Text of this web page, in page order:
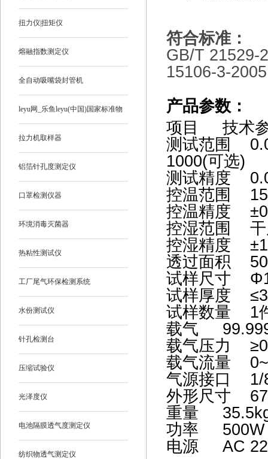
扭力仪|扭矩仪
熔融指数测定仪
全自动吸嘴袋封管机
leyu网_乐鱼leyu(中国)国家标准物
质
拉力机取样器
铝箔针孔度测定仪
口罩检测仪器
环境消毒灭菌器
热粘性测试仪
工厂尾气环保检测系统
水份测试仪
针孔检测台
压缩试验仪
光泽度仪
电池隔膜透气度测定仪
纺织物透气测定仪
符合标准：
GB/T 21529-
15106-3-
产品参数：
项目 技术
测试范围
1000(可选)
测试精度
控温范围
控温精度
控湿范围 干
控湿精度
透过面积
试样尺寸 Φ
试样厚度
试样数量 1
载气
载气压力
载气流量
气源接口 1/
外形尺寸
重量
功率
电源 AC